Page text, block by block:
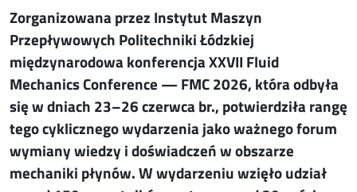
Zorganizowana przez Instytut Maszyn
Przepływowych Politechniki Łódzkiej
międzynarodowa konferencja XXVII Fluid
Mechanics Conference — FMC 2026, która odbyła
się w dniach 23–26 czerwca br., potwierdziła rangę
tego cyklicznego wydarzenia jako ważnego forum
wymiany wiedzy i doświadczeń w obszarze
mechaniki płynów. W wydarzeniu wzięło udział